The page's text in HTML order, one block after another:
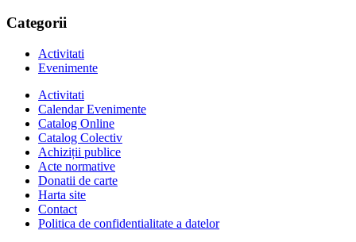
Categorii
Activitati
Evenimente
Activitati
Calendar Evenimente
Catalog Online
Catalog Colectiv
Achiziții publice
Acte normative
Donatii de carte
Harta site
Contact
Politica de confidentialitate a datelor